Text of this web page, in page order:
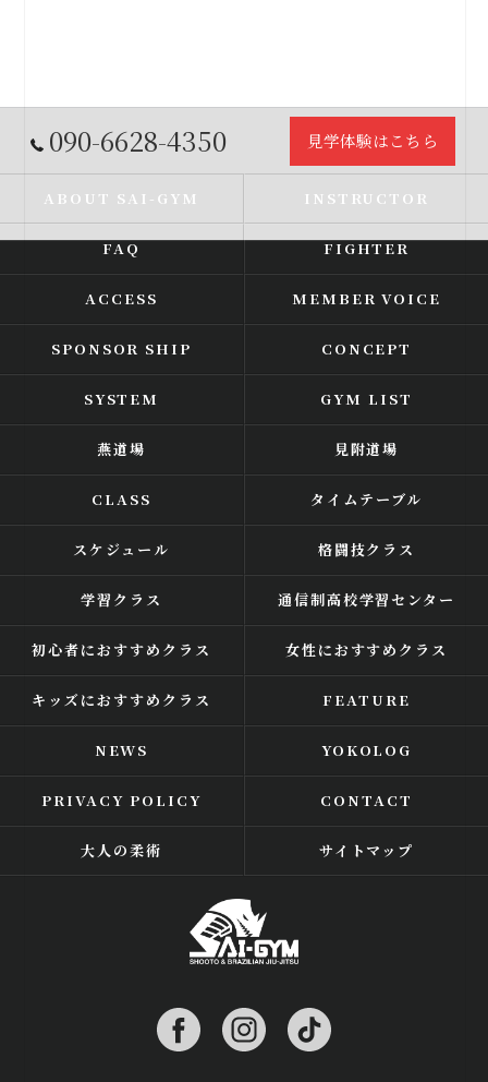
090-6628-4350 見学体験はこちら
ABOUT SAI-GYM INSTRUCTOR
FAQ FIGHTER
ACCESS MEMBER VOICE
SPONSOR SHIP CONCEPT
SYSTEM GYM LIST
燕道場 見附道場
CLASS タイムテーブル
スケジュール 格闘技クラス
学習クラス 通信制高校学習センター
初心者におすすめクラス 女性におすすめクラス
キッズにおすすめクラス FEATURE
NEWS YOKOLOG
PRIVACY POLICY CONTACT
大人の柔術 サイトマップ